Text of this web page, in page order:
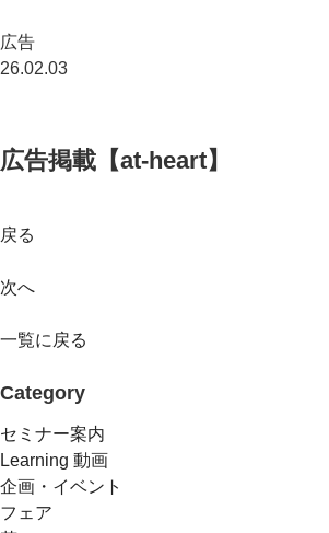
広告
26.02.03
広告掲載【at-heart】
戻る
次へ
一覧に戻る
Category
セミナー案内
Learning 動画
企画・イベント
フェア